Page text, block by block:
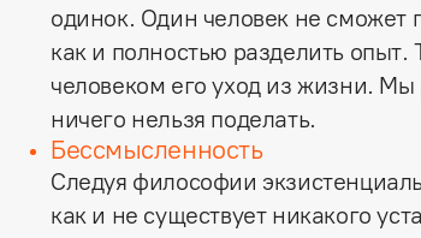
одинок. Один человек не сможет
как и полностью разделить
человеком его уход из жизни.
ничего нельзя поделать.
Бессмысленность
Следуя философии
как и не существует никакого